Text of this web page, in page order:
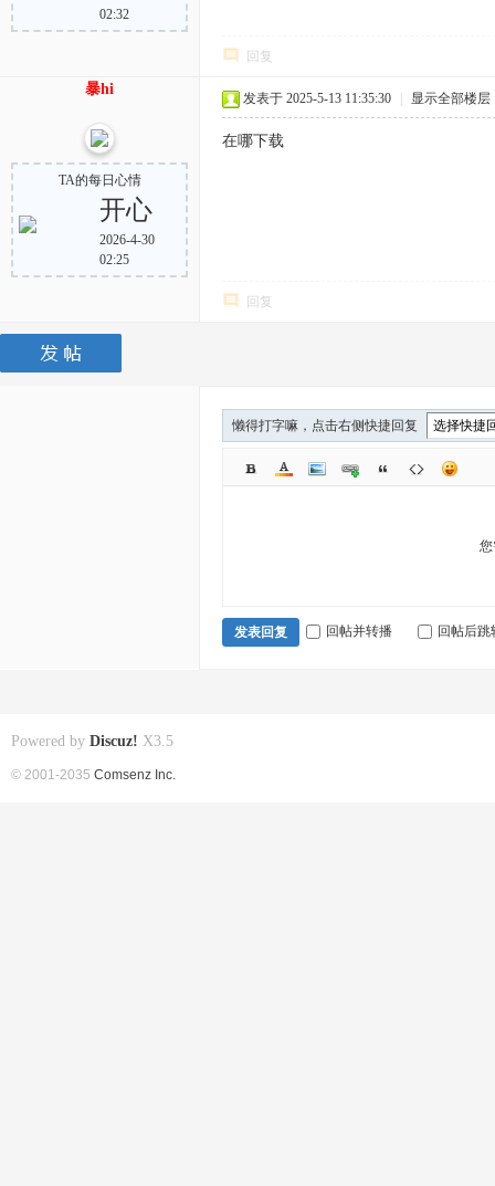
02:32
回复
暴hi
TA的每日心情
开心
2026-4-30
02:25
发表于 2025-5-13 11:35:30 显示全部楼层
在哪下载
回复
懒得打字嘛，点击右侧快捷回复
发表回复 回帖并转播 回帖后跳
Powered by Discuz! X3.5
© 2001-2035 Comsenz Inc.